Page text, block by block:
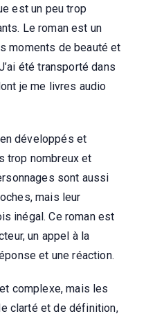
est un peu trop
Le roman est un
moments de beauté et
été transporté dans
je me livres audio
développés et
trop nombreux et
sont aussi
mais leur
inégal. Ce roman est
un appel à la
et une réaction.
complexe, mais les
clarté et de définition,